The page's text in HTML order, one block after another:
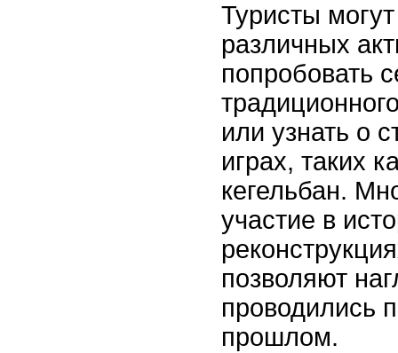
Туристы
различных
попробовать
или узнать о
играх, таких
кегельбан.
участие в
позволяют
проводились
прошлом.